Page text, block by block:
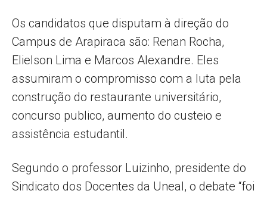
Os candidatos que disputam à direção do
Campus de Arapiraca são: Renan Rocha,
Elielson Lima e Marcos Alexandre. Eles
assumiram o compromisso com a luta pela
construção do restaurante universitário,
concurso publico, aumento do custeio e
assistência estudantil.
Segundo o professor Luizinho, presidente do
Sindicato dos Docentes da Uneal, o debate “foi